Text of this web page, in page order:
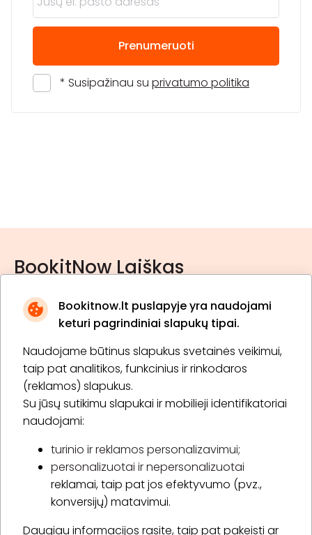
Bookitnow.lt puslapyje yra naudojami
keturi pagrindiniai slapukų tipai.
Naudojame būtinus slapukus svetainės veikimui,
taip pat analitikos, funkcinius ir rinkodaros
(reklamos) slapukus.
Su jūsų sutikimu slapukai ir mobilieji identifikatoriai
naudojami:
turinio ir reklamos personalizavimui;
personalizuotai ir nepersonalizuotai
reklamai, taip pat jos efektyvumo (pvz.,
konversijų) matavimui.
Daugiau informacijos rasite, taip pat pakeisti ar
Prenumeruoti
* Susipažinau su privatumo politika
BookitNow Laiškas
* Susipažinau su privatumo politika
Prenumeruoti
Apie „BookitNow“
Informacija